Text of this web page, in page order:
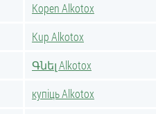
Kopen Alkotox
Kup Alkotox
Գնել Alkotox
купіць Alkotox